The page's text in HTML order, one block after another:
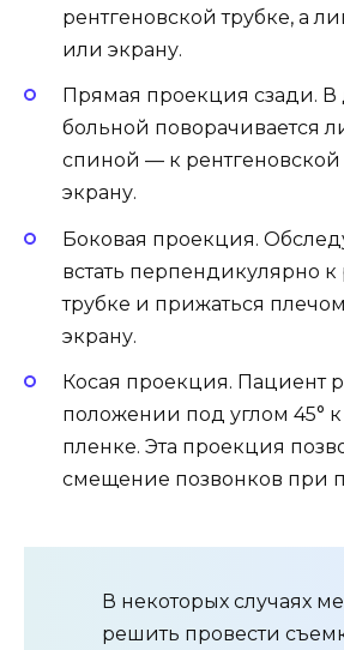
рентгеновской трубке, а
или экрану.
Прямая проекция сзади. В
больной поворачивается
спиной — к рентгеновской
экрану.
Боковая проекция.
встать перпендикулярно к
трубке и прижаться
экрану.
Косая проекция. Пациент
положении под углом 45°
пленке. Эта проекция
смещение позвонков при
В некоторых случаях
решить провести